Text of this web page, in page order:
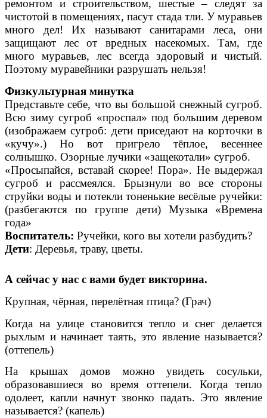
ремонтом и строительством, шестые – следят за
чистотой в помещениях, пасут стада тли. У муравьев
много дел! Их называют санитарами леса, они
защищают лес от вредных насекомых. Там, где
много муравьев, лес всегда здоровый и чистый.
Поэтому муравейники разрушать нельзя!
Физкультурная минутка
Представьте себе, что вы большой снежный сугроб.
Всю зиму сугроб «проспал» под большим деревом
(изображаем сугроб: дети приседают на корточки в
«кучу».) Но вот пригрело тёплое, весеннее
солнышко. Озорные лучики «защекотали» сугроб.
«Просыпайся, вставай скорее! Пора». Не выдержал
сугроб и рассмеялся. Брызнули во все стороны
струйки воды и потекли тоненькие весёлые ручейки:
(разбегаются по группе дети) Музыка «Времена
года»
Воспитатель: Ручейки, кого вы хотели разбудить?
Дети: Деревья, траву, цветы.
А сейчас у нас с вами будет викторина.
Крупная, чёрная, перелётная птица? (Грач)
Когда на улице становится тепло и снег делается
рыхлым и начинает таять, это явление называется?
(оттепель)
На крышах домов можно увидеть сосульки,
образовавшиеся во время оттепели. Когда тепло
одолеет, капли начнут звонко падать. Это явление
называется? (капель)